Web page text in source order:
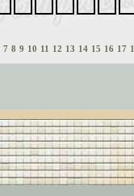
7 8 9 10 11 12 13 14 15 16 17